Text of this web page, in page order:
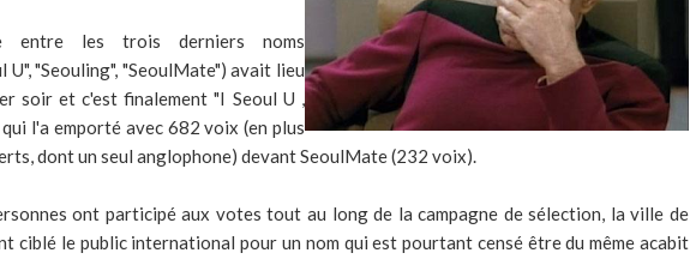
entre les trois derniers noms
U", "Seouling", "SeoulMate") avait lieu
soir et c'est finalement "I Seoul U ,
l'a emporté avec 682 voix (en plus
dont un seul anglophone) devant SeoulMate (232 voix).
ont participé aux votes tout au long de la campagne de sélection, la ville de
ciblé le public international pour un nom qui est pourtant censé être du même acabit